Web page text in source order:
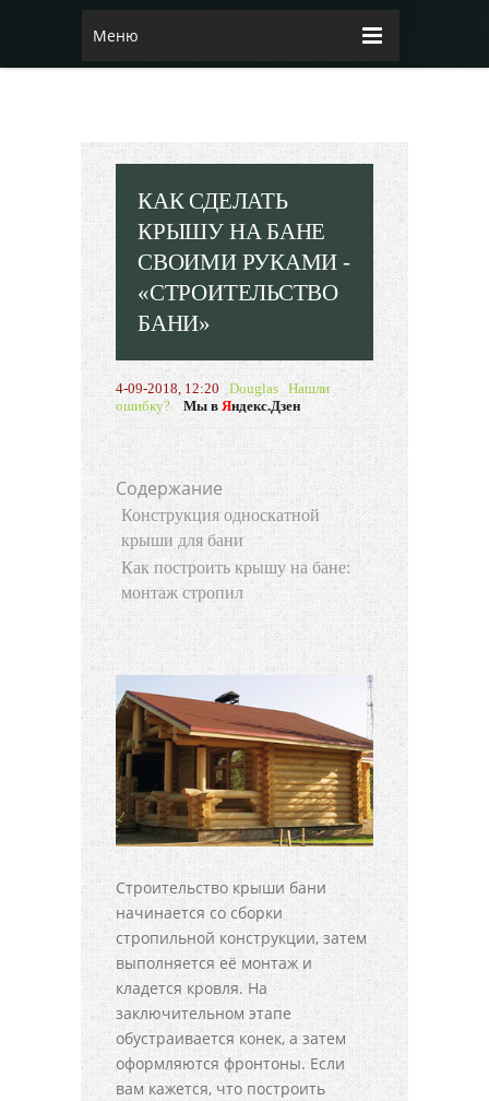
Меню
КАК СДЕЛАТЬ
КРЫШУ НА БАНЕ
СВОИМИ РУКАМИ -
«СТРОИТЕЛЬСТВО
БАНИ»
4-09-2018, 12:20 Douglas Нашли
ошибку?
Мы в Яндекс.Дзен
Cодержание
Конструкция односкатной
крыши для бани
Как построить крышу на бане:
монтаж стропил
Строительство крыши бани
начинается со сборки
стропильной конструкции, затем
выполняется её монтаж и
кладется кровля. На
заключительном этапе
обустраивается конек, а затем
оформляются фронтоны. Если
вам кажется, что построить